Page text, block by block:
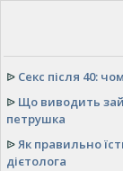
ᐉ Секс після 40:
ᐉ Що виводить
петрушка
ᐉЯк правильно
дієтолога